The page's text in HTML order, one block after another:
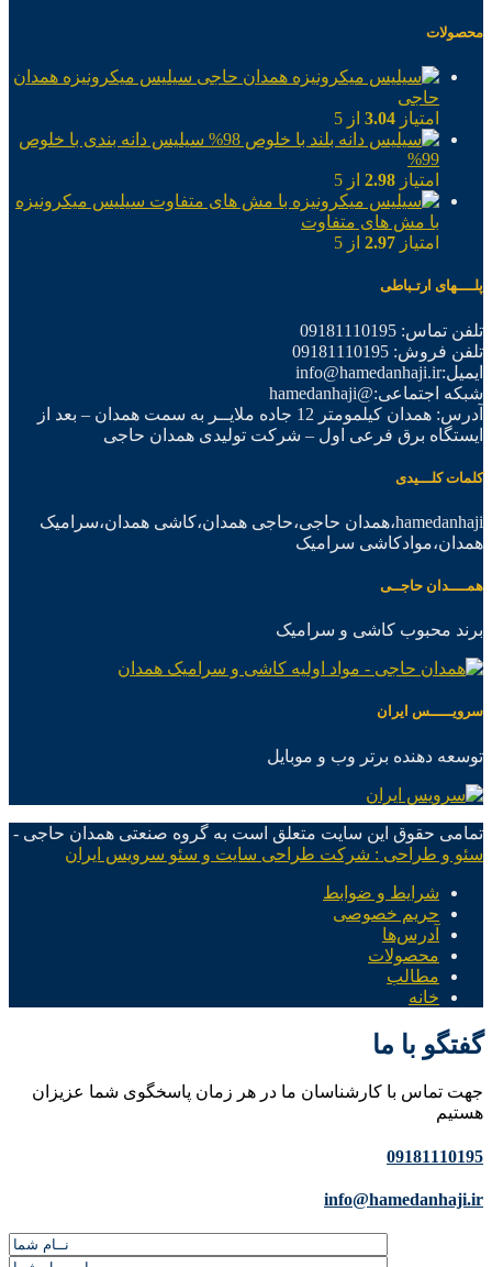
محصولات
سیلیس میکرونیزه همدان
حاجی
امتیاز 3.04 از 5
سیلیس دانه بندی با خلوص
99%
امتیاز 2.98 از 5
سیلیس میکرونیزه
با مش های متفاوت
امتیاز 2.97 از 5
پلــــهای ارتـباطی
تلفن تماس: 09181110195
تلفن فروش: 09181110195
ایمیل:info@hamedanhaji.ir
شبکه اجتماعی:@hamedanhaji
آدرس: همدان کیلمومتر 12 جاده ملایــر به سمت همدان – بعد از
ایستگاه برق فرعی اول – شرکت تولیدی همدان حاجی
کلمات کلـــیدی
hamedanhaji،همدان حاجی،حاجی همدان،کاشی همدان،سرامیک
همدان،موادکاشی سرامیک
همــــدان حاجــی
برند محبوب کاشی و سرامیک
سرویـــــس ایران
توسعه دهنده برتر وب و موبایل
تمامی حقوق این سایت متعلق است به گروه صنعتی همدان حاجی -
سئو و طراحی : شرکت طراحی سایت و سئو سرویس ایران
شرایط و ضوابط
حریم خصوصی
آدرس‌ها
محصولات
مطالب
خانه
گفتگو با ما
جهت تماس با کارشناسان ما در هر زمان پاسخگوی شما عزیزان
هستیم
09181110195
info@hamedanhaji.ir